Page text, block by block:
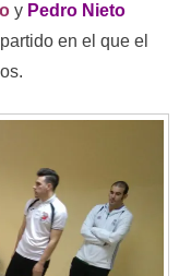
y Pedro Nieto
en el que el